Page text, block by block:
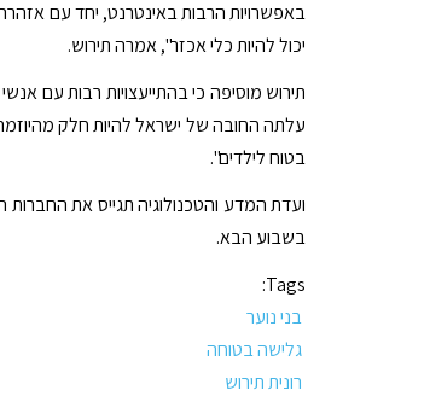
באפשרויות הרבות באינטרנט, יחד עם
יכול להיות כלי אכזר", אמרה תירוש.
תירוש מוסיפה כי בהתייעצויות רבות עם
עלתה החובה של ישראל להיות חלק
בטוח לילדים".
ועדת המדע והטכנולוגיה תגייס את החברות
בשבוע הבא.
Tags:
בני נוער
גלישה בטוחה
רונית תירוש